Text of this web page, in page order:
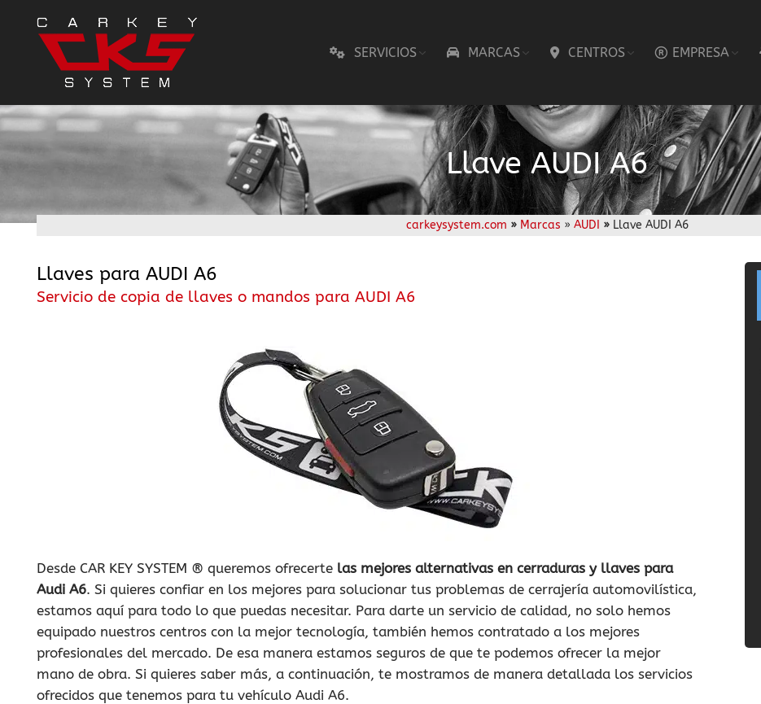
SERVICIOS MARCAS CENTROS EMPRESA
Llave AUDI A6
carkeysystem.com » Marcas » AUDI »Llave AUDI A6
Llaves para AUDI A6
Servicio de copia de llaves o mandos para AUDI A6
Desde CAR KEY SYSTEM ® queremos ofrecerte las mejores alternativas en cerraduras y llaves para
Audi A6. Si quieres confiar en los mejores para solucionar tus problemas de cerrajería automovilística,
estamos aquí para todo lo que puedas necesitar. Para darte un servicio de calidad, no solo hemos
equipado nuestros centros con la mejor tecnología, también hemos contratado a los mejores
profesionales del mercado. De esa manera estamos seguros de que te podemos ofrecer la mejor
mano de obra. Si quieres saber más, a continuación, te mostramos de manera detallada los servicios
ofrecidos que tenemos para tu vehículo Audi A6.